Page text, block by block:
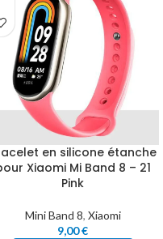
en silicone étanche
Xiaomi Mi Band 8 – 21
Pink
Mini Band 8, Xiaomi
9,00€